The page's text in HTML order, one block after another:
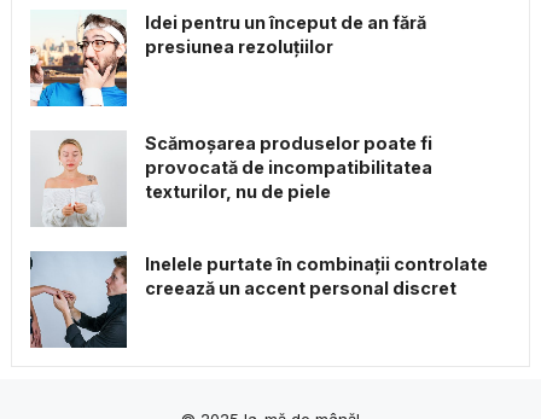
Idei pentru un început de an fără
presiunea rezoluțiilor
Scămoșarea produselor poate fi
provocată de incompatibilitatea
texturilor, nu de piele
Inelele purtate în combinații controlate
creează un accent personal discret